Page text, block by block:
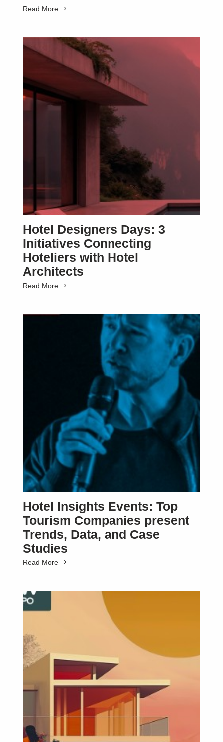
Read More
Hotel Designers Days: 3
Initiatives Connecting
Hoteliers with Hotel
Architects
Read More
Hotel Insights Events: Top
Tourism Companies present
Trends, Data, and Case
Studies
Read More
SUBSCRIBE